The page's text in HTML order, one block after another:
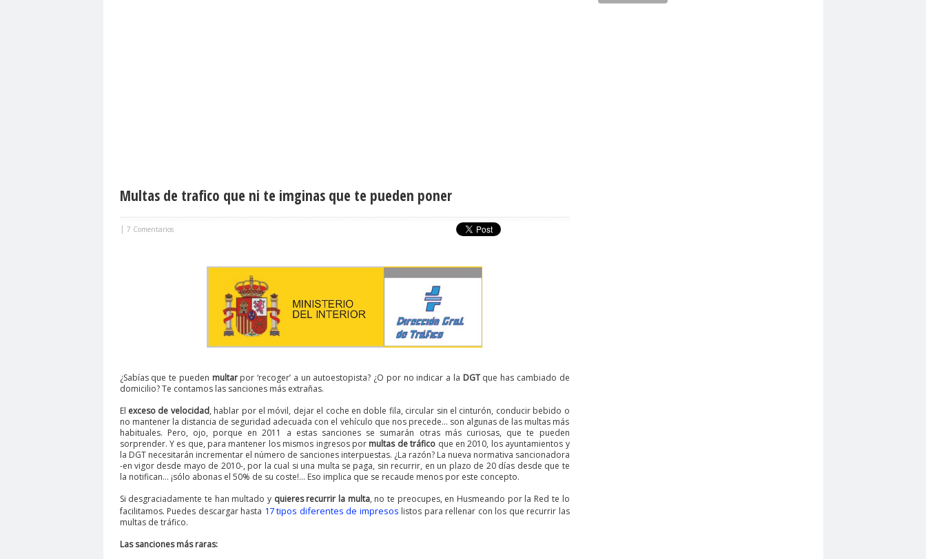
Multas de trafico que ni te imginas que te pueden poner
| 7 Comentarios
¿Sabías que te pueden multar por ‘recoger’ a un autoestopista? ¿O por no indicar a la DGTque has cambiado de
domicilio? Te contamos las sanciones más extrañas.
El exceso de velocidad, hablar por el móvil, dejar el coche en doble fila, circular sin el cinturón, conducir bebido o
no mantener la distancia de seguridad adecuada con el vehículo que nos precede… son algunas de las multas más
habituales. Pero, ojo, porque en 2011 a estas sanciones se sumarán otras más curiosas, que te pueden
sorprender. Y es que, para mantener los mismos ingresos por multas de tráfico que en 2010, los ayuntamientos y
la DGT necesitarán incrementar el número de sanciones interpuestas. ¿La razón? La nueva normativa sancionadora
-en vigor desde mayo de 2010-, por la cual si una multa se paga, sin recurrir, en un plazo de 20 días desde que te
la notifican… ¡sólo abonas el 50% de su coste!… Eso implica que se recaude menos por este concepto.
Si desgraciadamente te han multado y quieres recurrir la multa, no te preocupes, en Husmeando por la Red te lo
facilitamos. Puedes descargar hasta 17 tipos diferentes de impresos listos para rellenar con los que recurrir las
multas de tráfico.
Las sanciones más raras: